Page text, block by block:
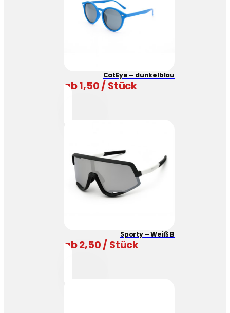
CatEye – dunkelblau
ab 1,50 / Stück
Sporty – Weiß B
ab 2,50 / Stück